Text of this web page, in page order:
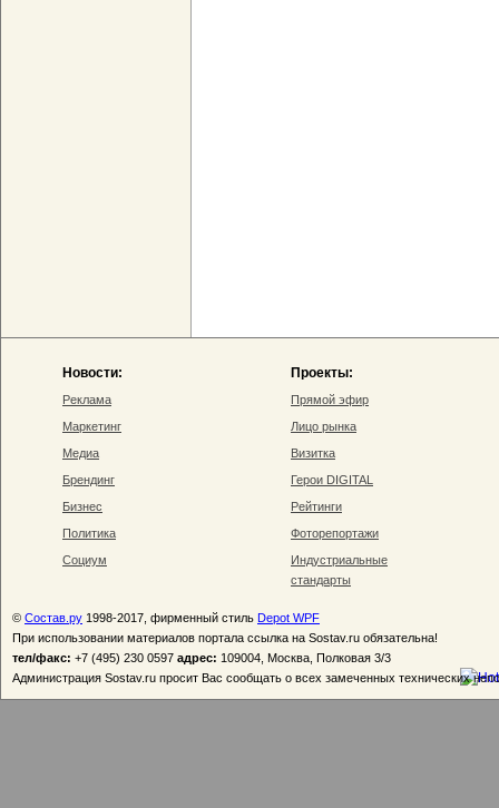
Новости:
Реклама
Маркетинг
Медиа
Брендинг
Бизнес
Политика
Социум
Проекты:
Прямой эфир
Лицо рынка
Визитка
Герои DIGITAL
Рейтинги
Фоторепортажи
Индустриальные
стандарты
© Состав.ру 1998-2017, фирменный стиль Depot WPF
При использовании материалов портала ссылка на Sostav.ru обязательна!
тел/факс: +7 (495) 230 0597 адрес: 109004, Москва, Полковая 3/3
Администрация Sostav.ru просит Вас сообщать о всех замеченных технических